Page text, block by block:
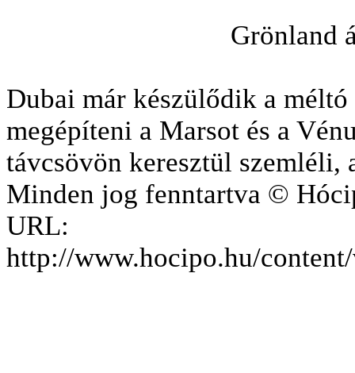
Grönland
Dubai már készülődik a
megépíteni a Marsot és a
távcsövön keresztül szemléli,
Minden jog fenntartva ©
URL:
http://www.hocipo.hu/